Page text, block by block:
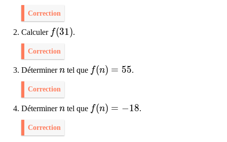
Correction
Calculer f(31)
f(31).
Correction
Déterminern
n tel que f(n)=55
f(n) = 55.
Correction
Déterminern
n tel que f(n)=-18
f(n) = −18.
Correction